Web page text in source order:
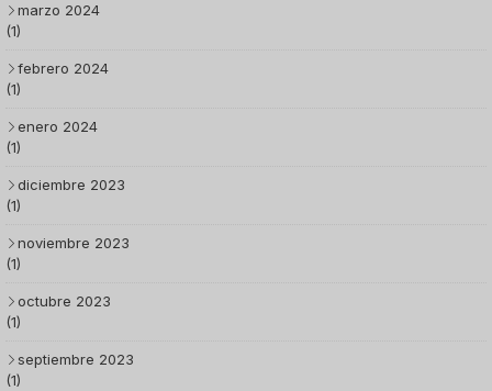
marzo 2024
(1)
febrero 2024
(1)
enero 2024
(1)
diciembre 2023
(1)
noviembre 2023
(1)
octubre 2023
(1)
septiembre 2023
(1)